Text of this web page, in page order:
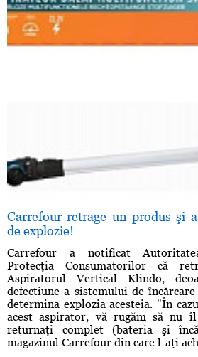
Carrefour retrage un produs şi
de explozie!
Carrefour a notificat
Protecţia Consumatorilor că
Aspiratorul Vertical Klindo,
defectiune a sistemului de
determina explozia acesteia. "În
acest aspirator, vă rugăm să
returnaţi complet (bateria şi
magazinul Carrefour din care l-aţi